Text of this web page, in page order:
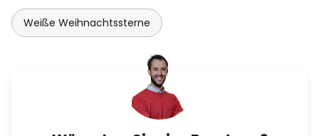
Weiße Weihnachtssterne